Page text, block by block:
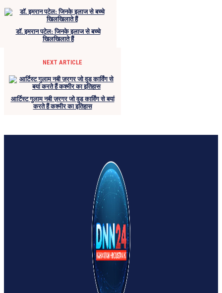
डॉ. इमरान पटेल: जिनके इलाज से बच्चे
खिलखिलाते हैं
NEXT ARTICLE
आर्टिस्ट गुलाम नबी ज़रगर जो वुड कार्विंग से बयां
करते हैं कश्मीर का इतिहास